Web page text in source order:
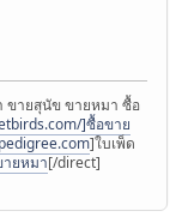
ขายสุนัข ขายหมา ซื้อ
]ซื้อขาย
]ใบเพ็ด
ยหมา[/direct]